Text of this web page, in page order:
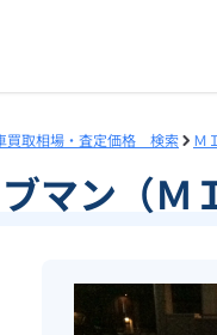
買取相場・査定価格 検索 Ｍ
マン（Ｍ